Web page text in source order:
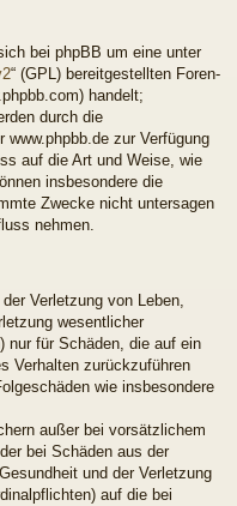
bei phpBB um eine unter
“ (GPL) bereitgestellten Foren-
handelt;
durch die
zur Verfügung
auf die Art und Weise, wie
insbesondere die
Zwecke nicht untersagen
nehmen.
Verletzung von Leben,
wesentlicher
nur für Schäden, die auf ein
Verhalten zurückzuführen
wie insbesondere
außer bei vorsätzlichem
bei Schäden aus der
und der Verletzung
auf die bei